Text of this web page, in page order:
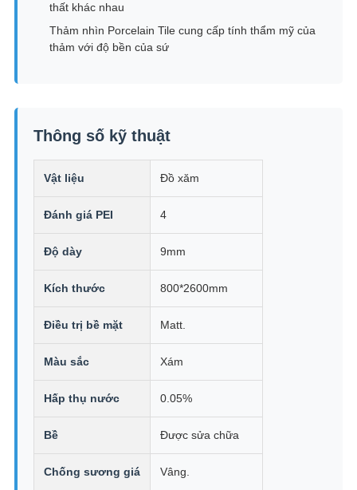
thất khác nhau
Thảm nhìn Porcelain Tile cung cấp tính thẩm mỹ của
thảm với độ bền của sứ
Thông số kỹ thuật
Vật liệu Đồ xăm
Đánh giá PEI 4
Độ dày 9mm
Kích thước 800*2600mm
Điều trị bề mặt Matt.
Màu sắc Xám
Hấp thụ nước 0.05%
Bề Được sửa chữa
Chống sương giá Vâng.